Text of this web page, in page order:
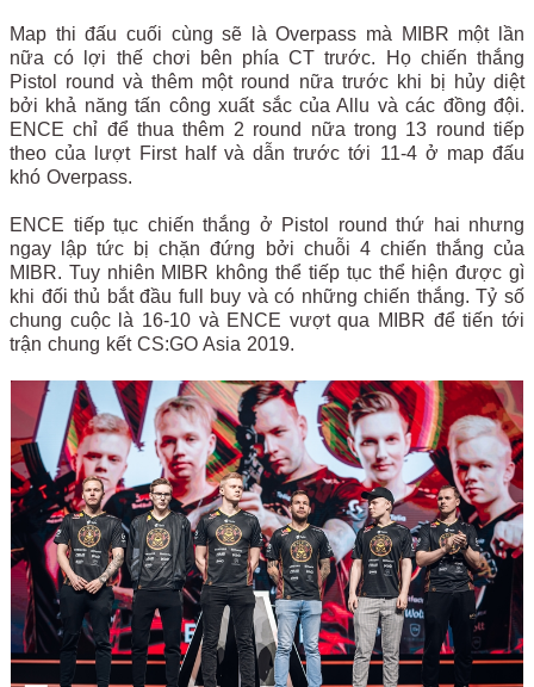
Map thi đấu cuối cùng sẽ là Overpass mà MIBR một lần
nữa có lợi thế chơi bên phía CT trước. Họ chiến thắng
Pistol round và thêm một round nữa trước khi bị hủy diệt
bởi khả năng tấn công xuất sắc của Allu và các đồng đội.
ENCE chỉ để thua thêm 2 round nữa trong 13 round tiếp
theo của lượt First half và dẫn trước tới 11-4 ở map đấu
khó Overpass.
ENCE tiếp tục chiến thắng ở Pistol round thứ hai nhưng
ngay lập tức bị chặn đứng bởi chuỗi 4 chiến thắng của
MIBR. Tuy nhiên MIBR không thể tiếp tục thể hiện được gì
khi đối thủ bắt đầu full buy và có những chiến thắng. Tỷ số
chung cuộc là 16-10 và ENCE vượt qua MIBR để tiến tới
trận chung kết CS:GO Asia 2019.